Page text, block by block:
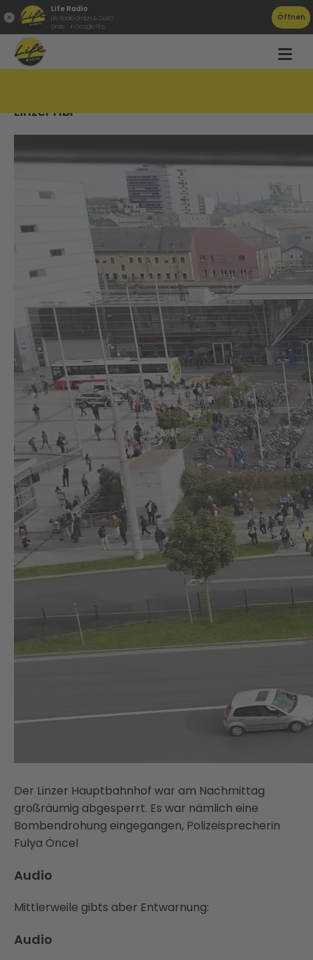
Life Radio
Life Radio GmbH & Co.KG
Gratis - in Google Play
Öffnen
Linzer HBF
Der Linzer Hauptbahnhof war am Nachmittag
großräumig abgesperrt. Es war nämlich eine
Bombendrohung eingegangen, Polizeisprecherin
Fulya Öncel
Audio
Mittlerweile gibts aber Entwarnung:
Audio